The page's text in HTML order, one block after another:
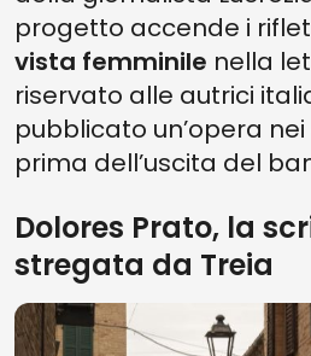
progetto accende i
vista femminile nella
riservato alle autrici
pubblicato un’opera
prima dell’uscita del
Dolores Prato, la
stregata da Treia